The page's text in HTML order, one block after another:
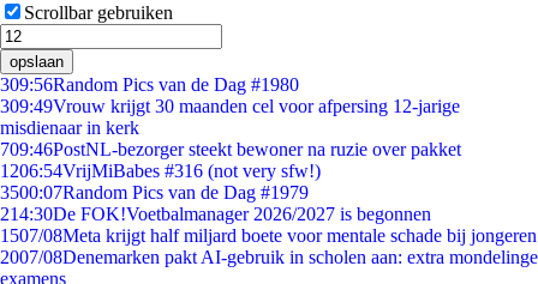
Scrollbar gebruiken
opslaan
309:56Random Pics van de Dag #1980
309:49Vrouw krijgt 30 maanden cel voor afpersing 12-jarige
misdienaar in kerk
709:46PostNL-bezorger steekt bewoner na ruzie over pakket
1206:54VrijMiBabes #316 (not very sfw!)
3500:07Random Pics van de Dag #1979
214:30De FOK!Voetbalmanager 2026/2027 is begonnen
1507/08Meta krijgt half miljard boete voor mentale schade bij jongeren
2007/08Denemarken pakt AI-gebruik in scholen aan: extra mondelinge
examens